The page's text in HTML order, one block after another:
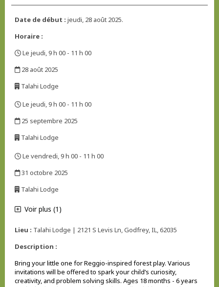
Date de début : jeudi, 28 août 2025.
Horaire :
Le jeudi, 9 h 00 - 11 h 00
28 août 2025
Talahi Lodge
Le jeudi, 9 h 00 - 11 h 00
25 septembre 2025
Talahi Lodge
Le vendredi, 9 h 00 - 11 h 00
31 octobre 2025
Talahi Lodge
Voir plus (1)
Lieu : Talahi Lodge | 2121 S Levis Ln, Godfrey, IL, 62035
Description :
Bring your little one for Reggio-inspired forest play. Various
invitations will be offered to spark your child’s curiosity,
creativity, and problem solving skills. Ages 18 months - 6 years